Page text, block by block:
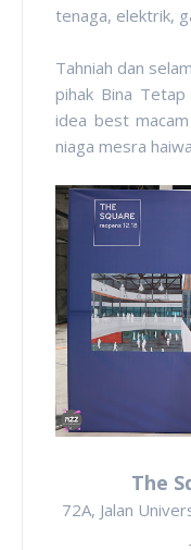
tenaga, elektrik,
Tahniah dan
pihak Bina
idea best
niaga mesra
The
72A, Jalan